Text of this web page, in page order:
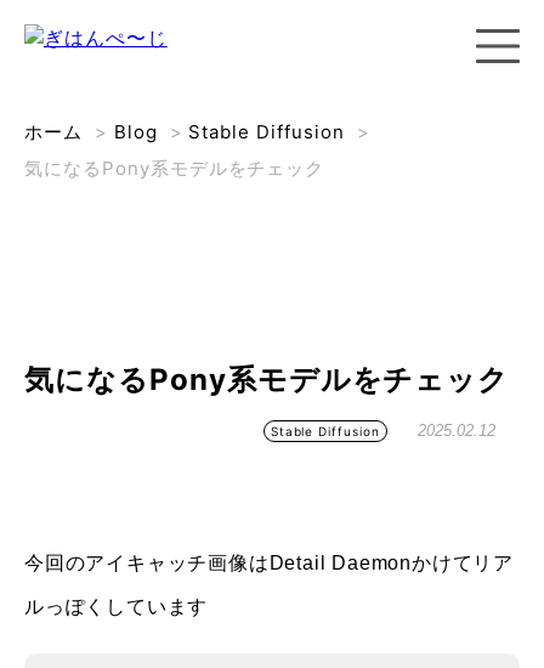
ホーム > Blog > Stable Diffusion
>
気になるPony系モデルをチェック
気になるPony系モデルをチェック
Stable Diffusion 2025.02.12
今回のアイキャッチ画像はDetail Daemonかけてリア
ルっぽくしています